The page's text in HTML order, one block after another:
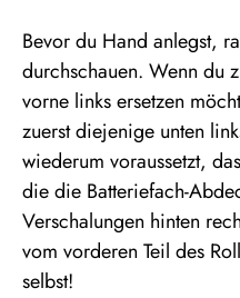
Bevor du Hand anlegst,
durchschauen. Wenn du
vorne links ersetzen
zuerst diejenige unten
wiederum voraussetzt,
die die Batteriefach-
Verschalungen hinten
vom vorderen Teil des
selbst!